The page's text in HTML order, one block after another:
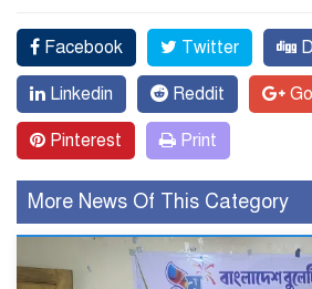
Facebook Twitter
Linkedin Reddit
Pinterest Print
More News Of This Category